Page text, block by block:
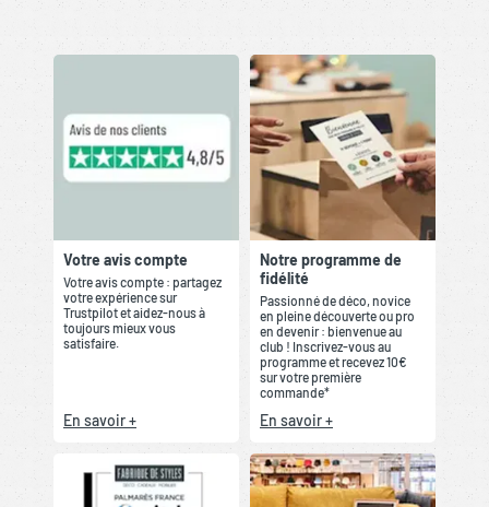
Votre avis compte
Votre avis compte : partagez
votre expérience sur
Trustpilot et aidez-nous à
toujours mieux vous
satisfaire.
En savoir +
Notre programme de
fidélité
Passionné de déco, novice
en pleine découverte ou pro
en devenir : bienvenue au
club ! Inscrivez-vous au
programme et recevez 10€
sur votre première
commande*
En savoir +